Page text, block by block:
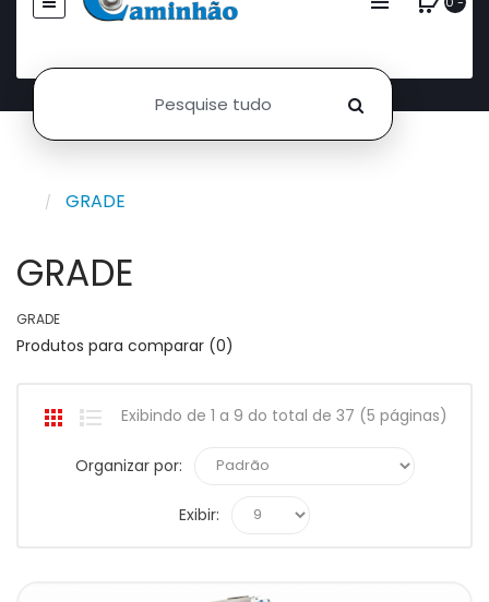
GRADE
GRADE
GRADE
Produtos para comparar (0)
Exibindo de 1 a 9 do total de 37 (5 páginas)
Organizar por:
Exibir: